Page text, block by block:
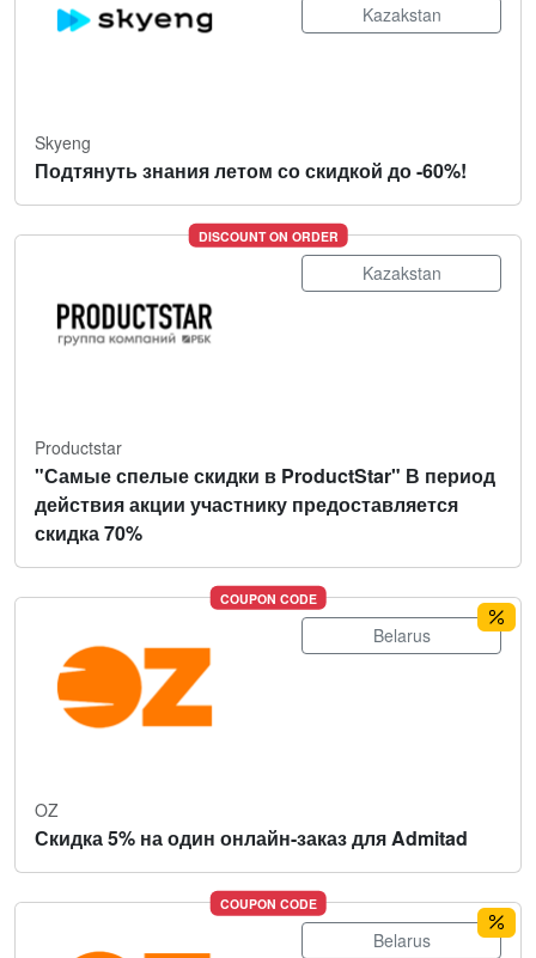
Kazakstan
Skyeng
Подтянуть знания летом со скидкой до -60%!
DISCOUNT ON ORDER
Kazakstan
Productstar
"Самые спелые скидки в ProductStar" В период
действия акции участнику предоставляется
скидка 70%
COUPON CODE
Belarus
OZ
Скидка 5% на один онлайн-заказ для Admitad
COUPON CODE
Belarus